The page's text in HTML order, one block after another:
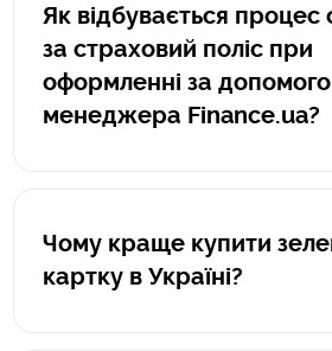
Як відбувається процес
за страховий поліс при
оформленні за
менеджера Finance.ua?
оплата за такий поліс здійснюється
на оплату формує менеджер
завжди починається так: https:/
та не передаються третім особам.
Чому краще купити
картку в Україні?